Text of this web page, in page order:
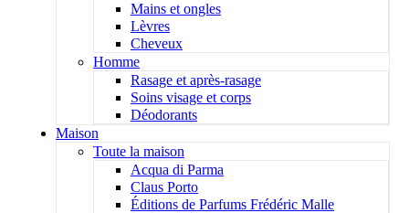
Mains et ongles
Lèvres
Cheveux
Homme
Rasage et après-rasage
Soins visage et corps
Déodorants
Maison
Toute la maison
Acqua di Parma
Claus Porto
Éditions de Parfums Frédéric Malle